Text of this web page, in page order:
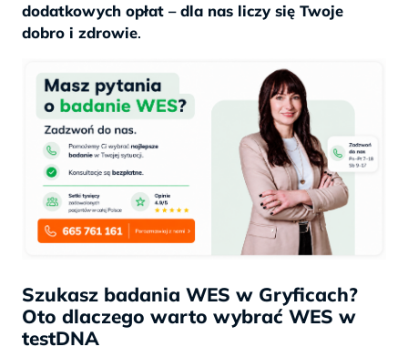
dodatkowych opłat – dla nas liczy się Twoje
dobro i zdrowie.
Szukasz badania WES w Gryficach?
Oto dlaczego warto wybrać WES w
testDNA